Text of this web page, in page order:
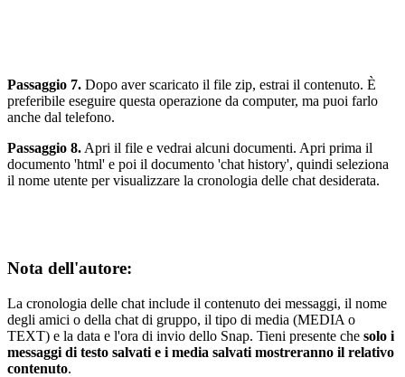
Passaggio 7. Dopo aver scaricato il file zip, estrai il contenuto. È
preferibile eseguire questa operazione da computer, ma puoi farlo
anche dal telefono.
Passaggio 8. Apri il file e vedrai alcuni documenti. Apri prima il
documento 'html' e poi il documento 'chat history', quindi seleziona
il nome utente per visualizzare la cronologia delle chat desiderata.
Nota dell'autore:
La cronologia delle chat include il contenuto dei messaggi, il nome
degli amici o della chat di gruppo, il tipo di media (MEDIA o
TEXT) e la data e l'ora di invio dello Snap. Tieni presente che solo i
messaggi di testo salvati e i media salvati mostreranno il relativo
contenuto.